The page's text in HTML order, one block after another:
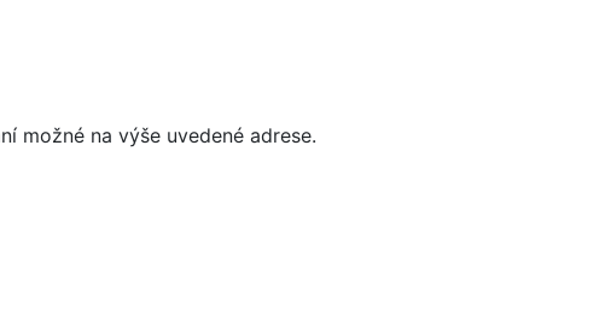
možné na výše uvedené adrese.